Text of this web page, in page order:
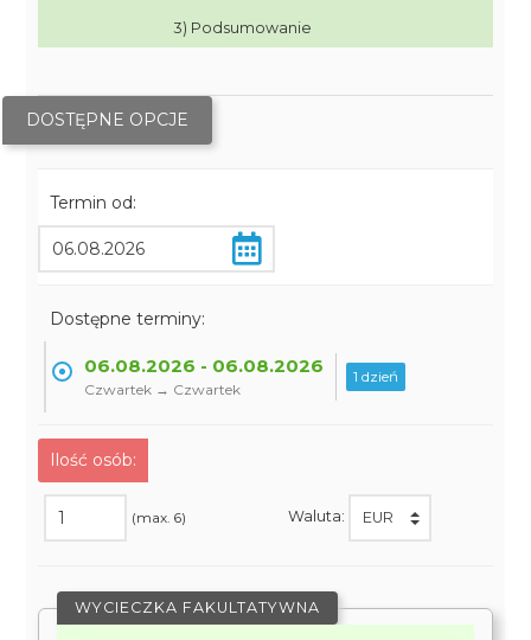
3) Podsumowanie
DOSTĘPNE OPCJE
Termin od:
Dostępne terminy:
06.08.2026 - 06.08.2026
Czwartek → Czwartek
1 dzień
Ilość osób:
(max. 6) Waluta:
WYCIECZKA FAKULTATYWNA